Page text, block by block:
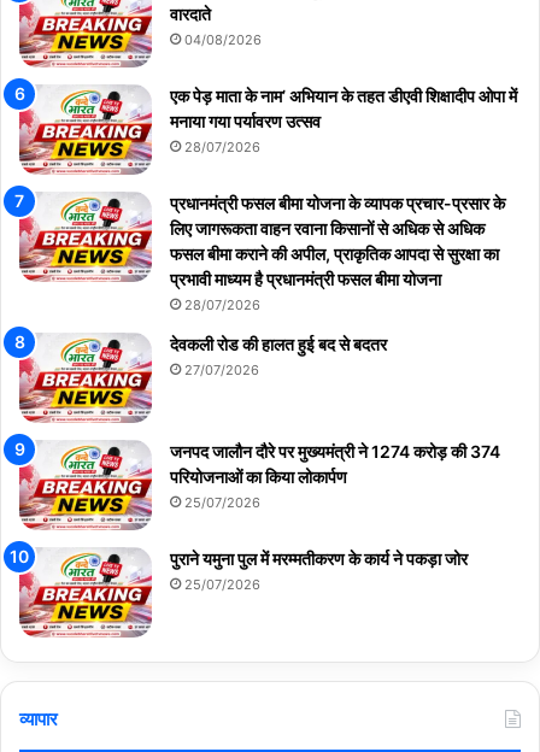
वारदाते
04/08/2026
एक पेड़ माता के नाम’ अभियान के तहत डीएवी शिक्षादीप ओपा में
मनाया गया पर्यावरण उत्सव
28/07/2026
प्रधानमंत्री फसल बीमा योजना के व्यापक प्रचार-प्रसार के
लिए जागरूकता वाहन रवाना किसानों से अधिक से अधिक
फसल बीमा कराने की अपील, प्राकृतिक आपदा से सुरक्षा का
प्रभावी माध्यम है प्रधानमंत्री फसल बीमा योजना
28/07/2026
देवकली रोड की हालत हुई बद से बदतर
27/07/2026
जनपद जालौन दौरे पर मुख्यमंत्री ने 1274 करोड़ की 374
परियोजनाओं का किया लोकार्पण
25/07/2026
पुराने यमुना पुल में मरम्मतीकरण के कार्य ने पकड़ा जोर
25/07/2026
व्यापार